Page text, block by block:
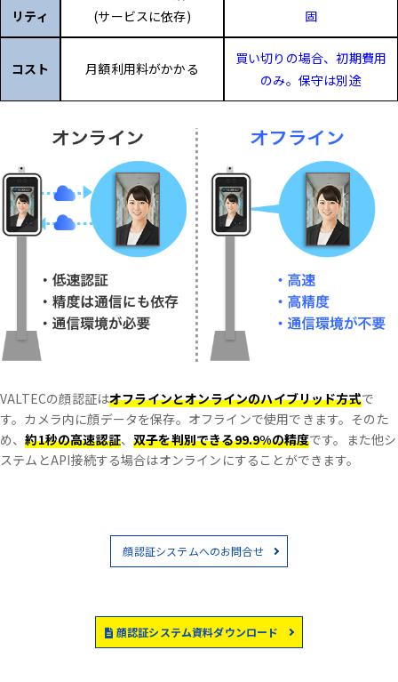
リティ
(サービスに依存)
固
コスト 月額利用料がかかる
買い切りの場合、初期費用
のみ。保守は別途
VALTECの顔認証はオフラインとオンラインのハイブリッド方式で
す。 カメラ内に顔データを保存。オフラインで使用できます。 そのた
め、約1秒の高速認証、双子を判別できる99.9%の精度です。 また他シ
ステムとAPI接続する場合はオンラインにすることができます。
顔認証システムへのお問合せ
顔認証システム資料ダウンロード